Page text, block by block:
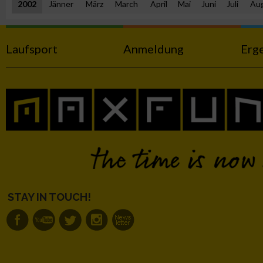
2002
Jänner März March April Mai Juni Juli
Laufsport Anmeldung
STAY IN TOUCH!
Entwicklung und Verbesserung der Angebote
Verwendung genauer Standortdaten
Geräte anhand von aktiv angeforderten Informationen